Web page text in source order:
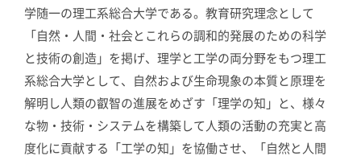
学随一の理工系総合大学である。教育研究理念として
「自然・人間・社会とこれらの調和的発展のための科学
と技術の創造」を掲げ、理学と工学の両分野をもつ理工
系総合大学として、自然および生命現象の本質と原理を
解明し人類の叡智の進展をめざす「理学の知」と、様々
な物・技術・システムを構築して人類の活動の充実と高
度化に貢献する「工学の知」を協働させ、「自然と人間